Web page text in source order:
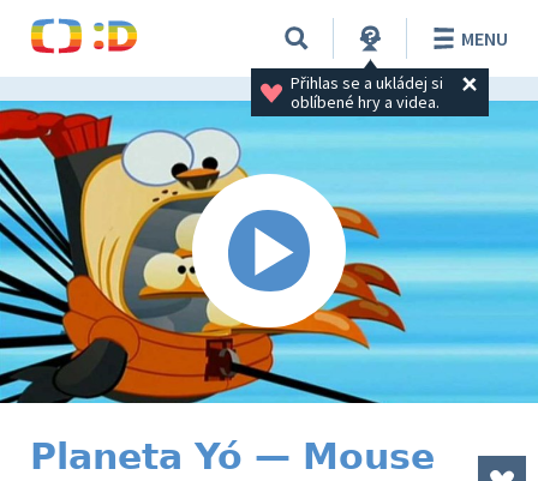
Přihlas se a ukládej si
oblíbené hry a videa.
MENU
Planeta Yó — Mouse